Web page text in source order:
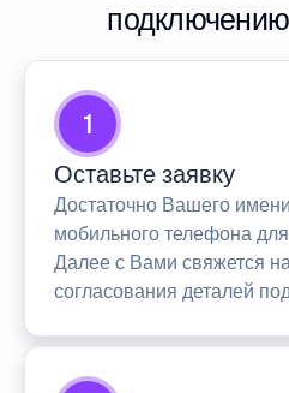
1
Оставьте заявку
Достаточно Вашего
мобильного телефона
Далее с Вами свяжется
согласования деталей